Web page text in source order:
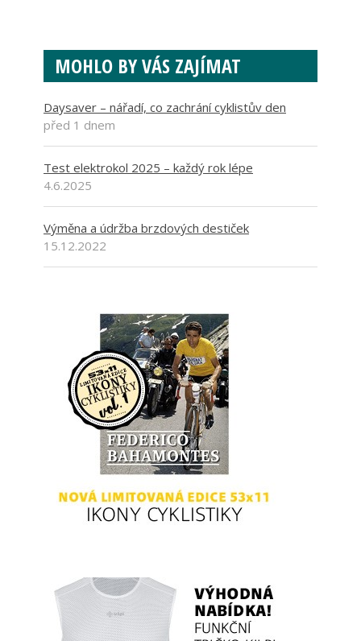
MOHLO BY VÁS ZAJÍMAT
Daysaver – nářadí, co zachrání cyklistův den
před 1 dnem
Test elektrokol 2025 – každý rok lépe
4.6.2025
Výměna a údržba brzdových destiček
15.12.2022